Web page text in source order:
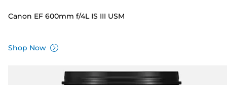
Canon EF 600mm f/4L IS III USM
Shop Now